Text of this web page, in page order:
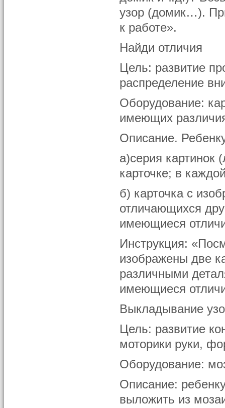
узор (домик…).
к работе».
Найди отличия
Цель: развитие
распределение
Оборудование:
имеющих
Описание.
а)серия картинок
карточке; в
б) карточка с
отличающихся
имеющиеся
Инструкция:
изображены две
различными
имеющиеся
Выкладывание
Цель: развитие
моторики руки,
Оборудование:
Описание:
выложить из